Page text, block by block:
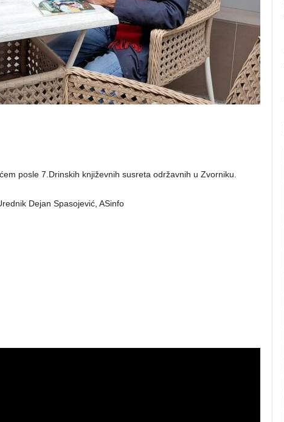
posle 7.Drinskih književnih susreta održavnih u Zvorniku.
Dejan Spasojević, ASinfo